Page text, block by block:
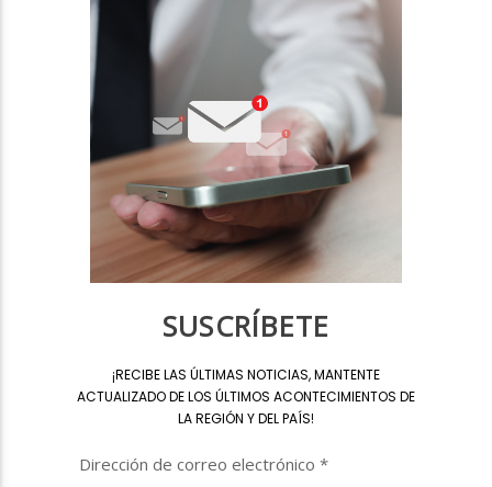
SUSCRÍBETE
¡RECIBE LAS ÚLTIMAS NOTICIAS, MANTENTE
ACTUALIZADO DE LOS ÚLTIMOS ACONTECIMIENTOS DE
LA REGIÓN Y DEL PAÍS!